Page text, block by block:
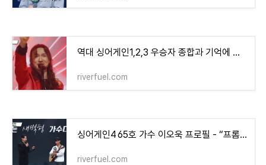
역대 싱어게인1,2,3 우승자 종합과 기억에 남는 top10들 총정리(싱어게인4 우승자 예측)
riverfuel.com
싱어게인4 65호 가수 이오욱 프로필 ‑ “프롬마크(From Mark)”로 울린 새벽형 무명가수의 재도
riverfuel.com